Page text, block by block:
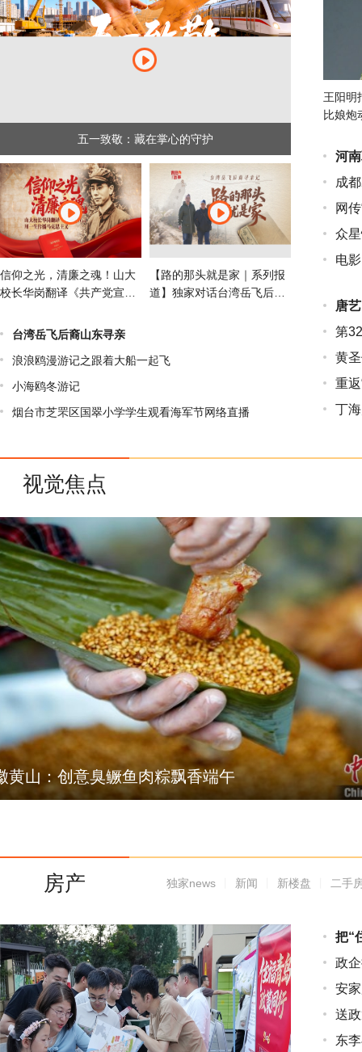
五一致敬：藏在掌心的守护
信仰之光，清廉之魂！山大
校长华岗翻译《共产党宣
【路的那头就是家｜系列报
道】独家对话台湾岳飞后裔
台湾岳飞后裔山东寻亲
浪浪鸥漫游记之跟着大船一起飞
小海鸥冬游记
烟台市芝罘区国翠小学学生观看海军节网络直播
王阳明
比娘炮
河
成
网
众
电
唐
第
黄圣
重返
丁
视觉焦点
潘峰个人摄影图集
房产 独家news 新闻 新楼盘 二手
把“
政
安
送
东